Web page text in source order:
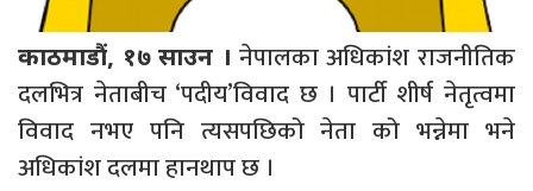
काठमाडौं, १७ साउन । नेपालका अधिकांश राजनीतिक
दलभित्र नेताबीच ‘पदीय’विवाद छ । पार्टी शीर्ष नेतृत्वमा
विवाद नभए पनि त्यसपछिको नेता को भन्नेमा भने
अधिकांश दलमा हानथाप छ ।